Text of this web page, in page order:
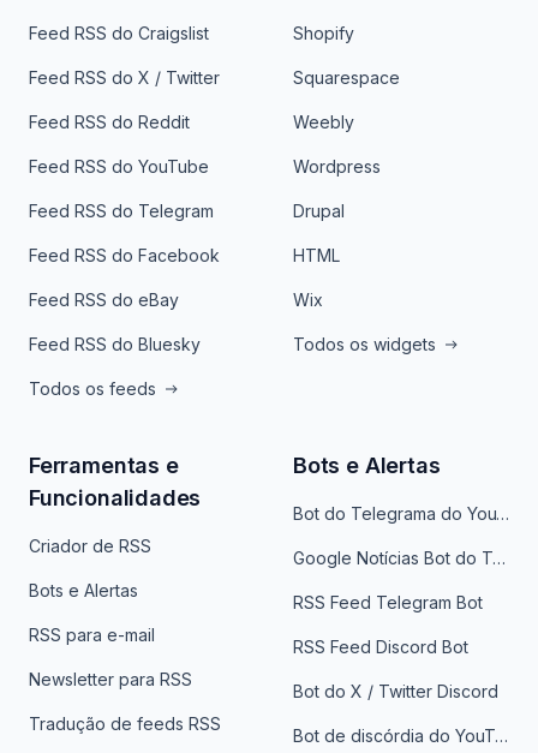
Feed RSS do Craigslist
Feed RSS do X / Twitter
Feed RSS do Reddit
Feed RSS do YouTube
Feed RSS do Telegram
Feed RSS do Facebook
Feed RSS do eBay
Feed RSS do Bluesky
Todos os feeds
Shopify
Squarespace
Weebly
Wordpress
Drupal
HTML
Wix
Todos os widgets
Ferramentas e
Funcionalidades
Criador de RSS
Bots e Alertas
RSS para e-mail
Newsletter para RSS
Tradução de feeds RSS
Bots e Alertas
Bot do Telegrama do YouTube
Google Notícias Bot do Telegrama
RSS Feed Telegram Bot
RSS Feed Discord Bot
Bot do X / Twitter Discord
Bot de discórdia do YouTube